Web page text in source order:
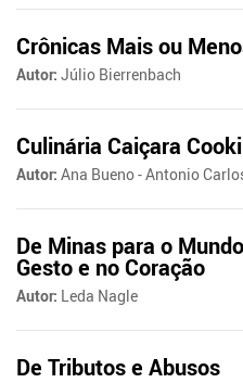
Crônicas Mais ou
Autor: Júlio Bierrenbach
Culinária Caiçara
Autor: Ana Bueno - Antonio
De Minas para o
Gesto e no Coração
Autor: Leda Nagle
De Tributos e Abusos